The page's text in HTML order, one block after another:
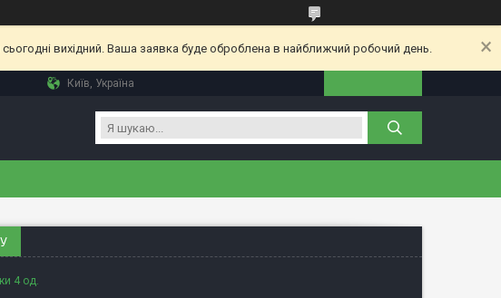
вихідний. Ваша заявка буде оброблена в найближчий робочий день.
Київ, Україна
4 од.